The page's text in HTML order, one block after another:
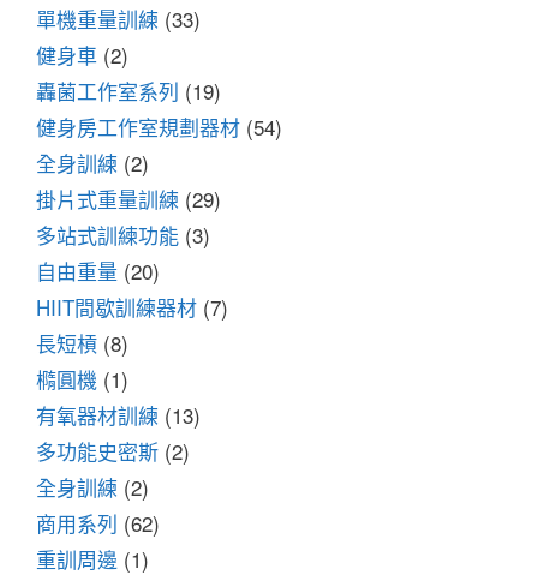
單機重量訓練 (33)
健身車 (2)
轟菌工作室系列 (19)
健身房工作室規劃器材 (54)
全身訓練 (2)
掛片式重量訓練 (29)
多站式訓練功能 (3)
自由重量 (20)
HIIT間歇訓練器材 (7)
長短槓 (8)
橢圓機 (1)
有氧器材訓練 (13)
多功能史密斯 (2)
全身訓練 (2)
商用系列 (62)
重訓周邊 (1)